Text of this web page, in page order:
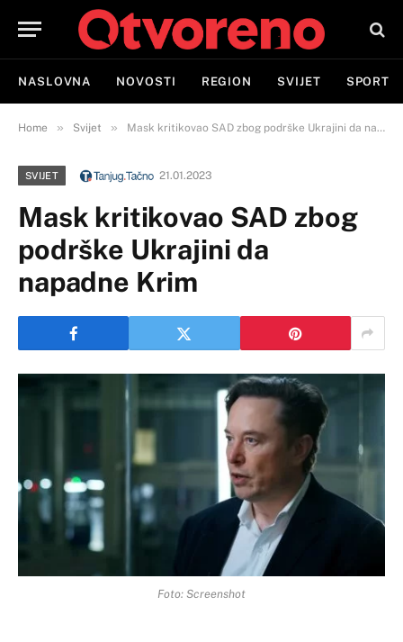
NASLOVNA NOVOSTI REGION SVIJET SPORT
Home » Svijet » Mask kritikovao SAD zbog podrške Ukrajini da napadne Krim
SVIJET 21.01.2023
Mask kritikovao SAD zbog
podrške Ukrajini da
napadne Krim
Foto: Screenshot